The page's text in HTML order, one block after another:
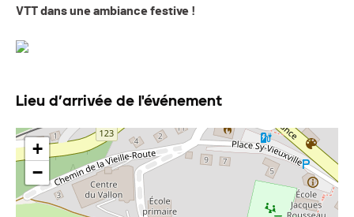
VTT dans une ambiance festive !
Lieu d’arrivée de l'événement
+
−